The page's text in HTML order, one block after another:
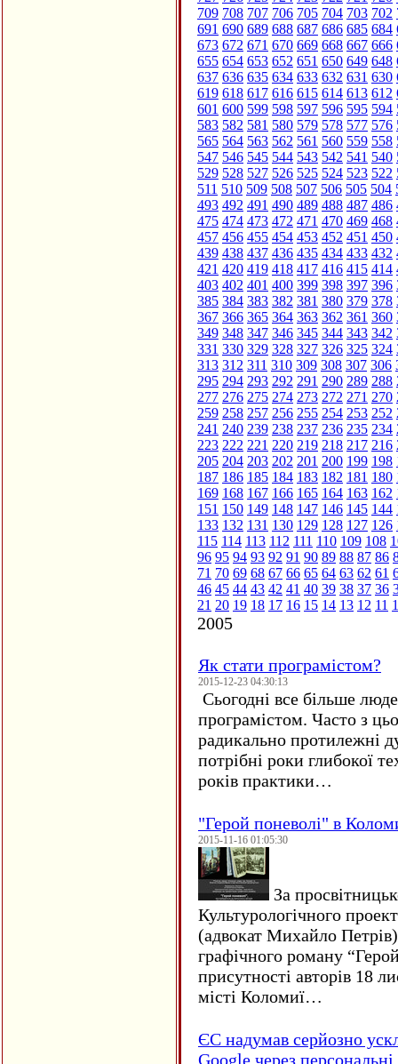
709 708 707 706 705 704 703 702
691 690 689 688 687 686 685 684
673 672 671 670 669 668 667 666
655 654 653 652 651 650 649 648
637 636 635 634 633 632 631 630
619 618 617 616 615 614 613 612
601 600 599 598 597 596 595 594
583 582 581 580 579 578 577 576
565 564 563 562 561 560 559 558
547 546 545 544 543 542 541 540
529 528 527 526 525 524 523 522
511 510 509 508 507 506 505 504
493 492 491 490 489 488 487 486
475 474 473 472 471 470 469 468
457 456 455 454 453 452 451 450
439 438 437 436 435 434 433 432
421 420 419 418 417 416 415 414
403 402 401 400 399 398 397 396
385 384 383 382 381 380 379 378
367 366 365 364 363 362 361 360
349 348 347 346 345 344 343 342
331 330 329 328 327 326 325 324
313 312 311 310 309 308 307 306
295 294 293 292 291 290 289 288
277 276 275 274 273 272 271 270
259 258 257 256 255 254 253 252
241 240 239 238 237 236 235 234
223 222 221 220 219 218 217 216
205 204 203 202 201 200 199 198
187 186 185 184 183 182 181 180
169 168 167 166 165 164 163 162
151 150 149 148 147 146 145 144
133 132 131 130 129 128 127 126
115 114 113 112 111 110 109 108
96 95 94 93 92 91 90 89 88 87 86
71 70 69 68 67 66 65 64 63 62 61
46 45 44 43 42 41 40 39 38 37 36
21 20 19 18 17 16 15 14 13 12 11
2005
Як стати програмістом?
2015-12-23 04:30:13
Сьогодні все більше
програмістом. Часто з
радикально протилежні
потрібні роки глибокої
років практики…
"Герой поневолі" в
2015-11-16 01:05:30
За
Культурологічного
(адвокат Михайло
графічного роману
присутності авторів 18
місті Коломиї…
ЄC надумав серйозно
Google через персональні